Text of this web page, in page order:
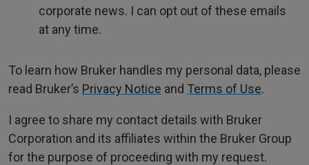
corporate news. I can opt out of these emails
at any time.
To learn how Bruker handles my personal data, please
read Bruker’s Privacy Notice and Terms of Use.
I agree to share my contact details with Bruker
Corporation and its affiliates within the Bruker Group
for the purpose of proceeding with my request.